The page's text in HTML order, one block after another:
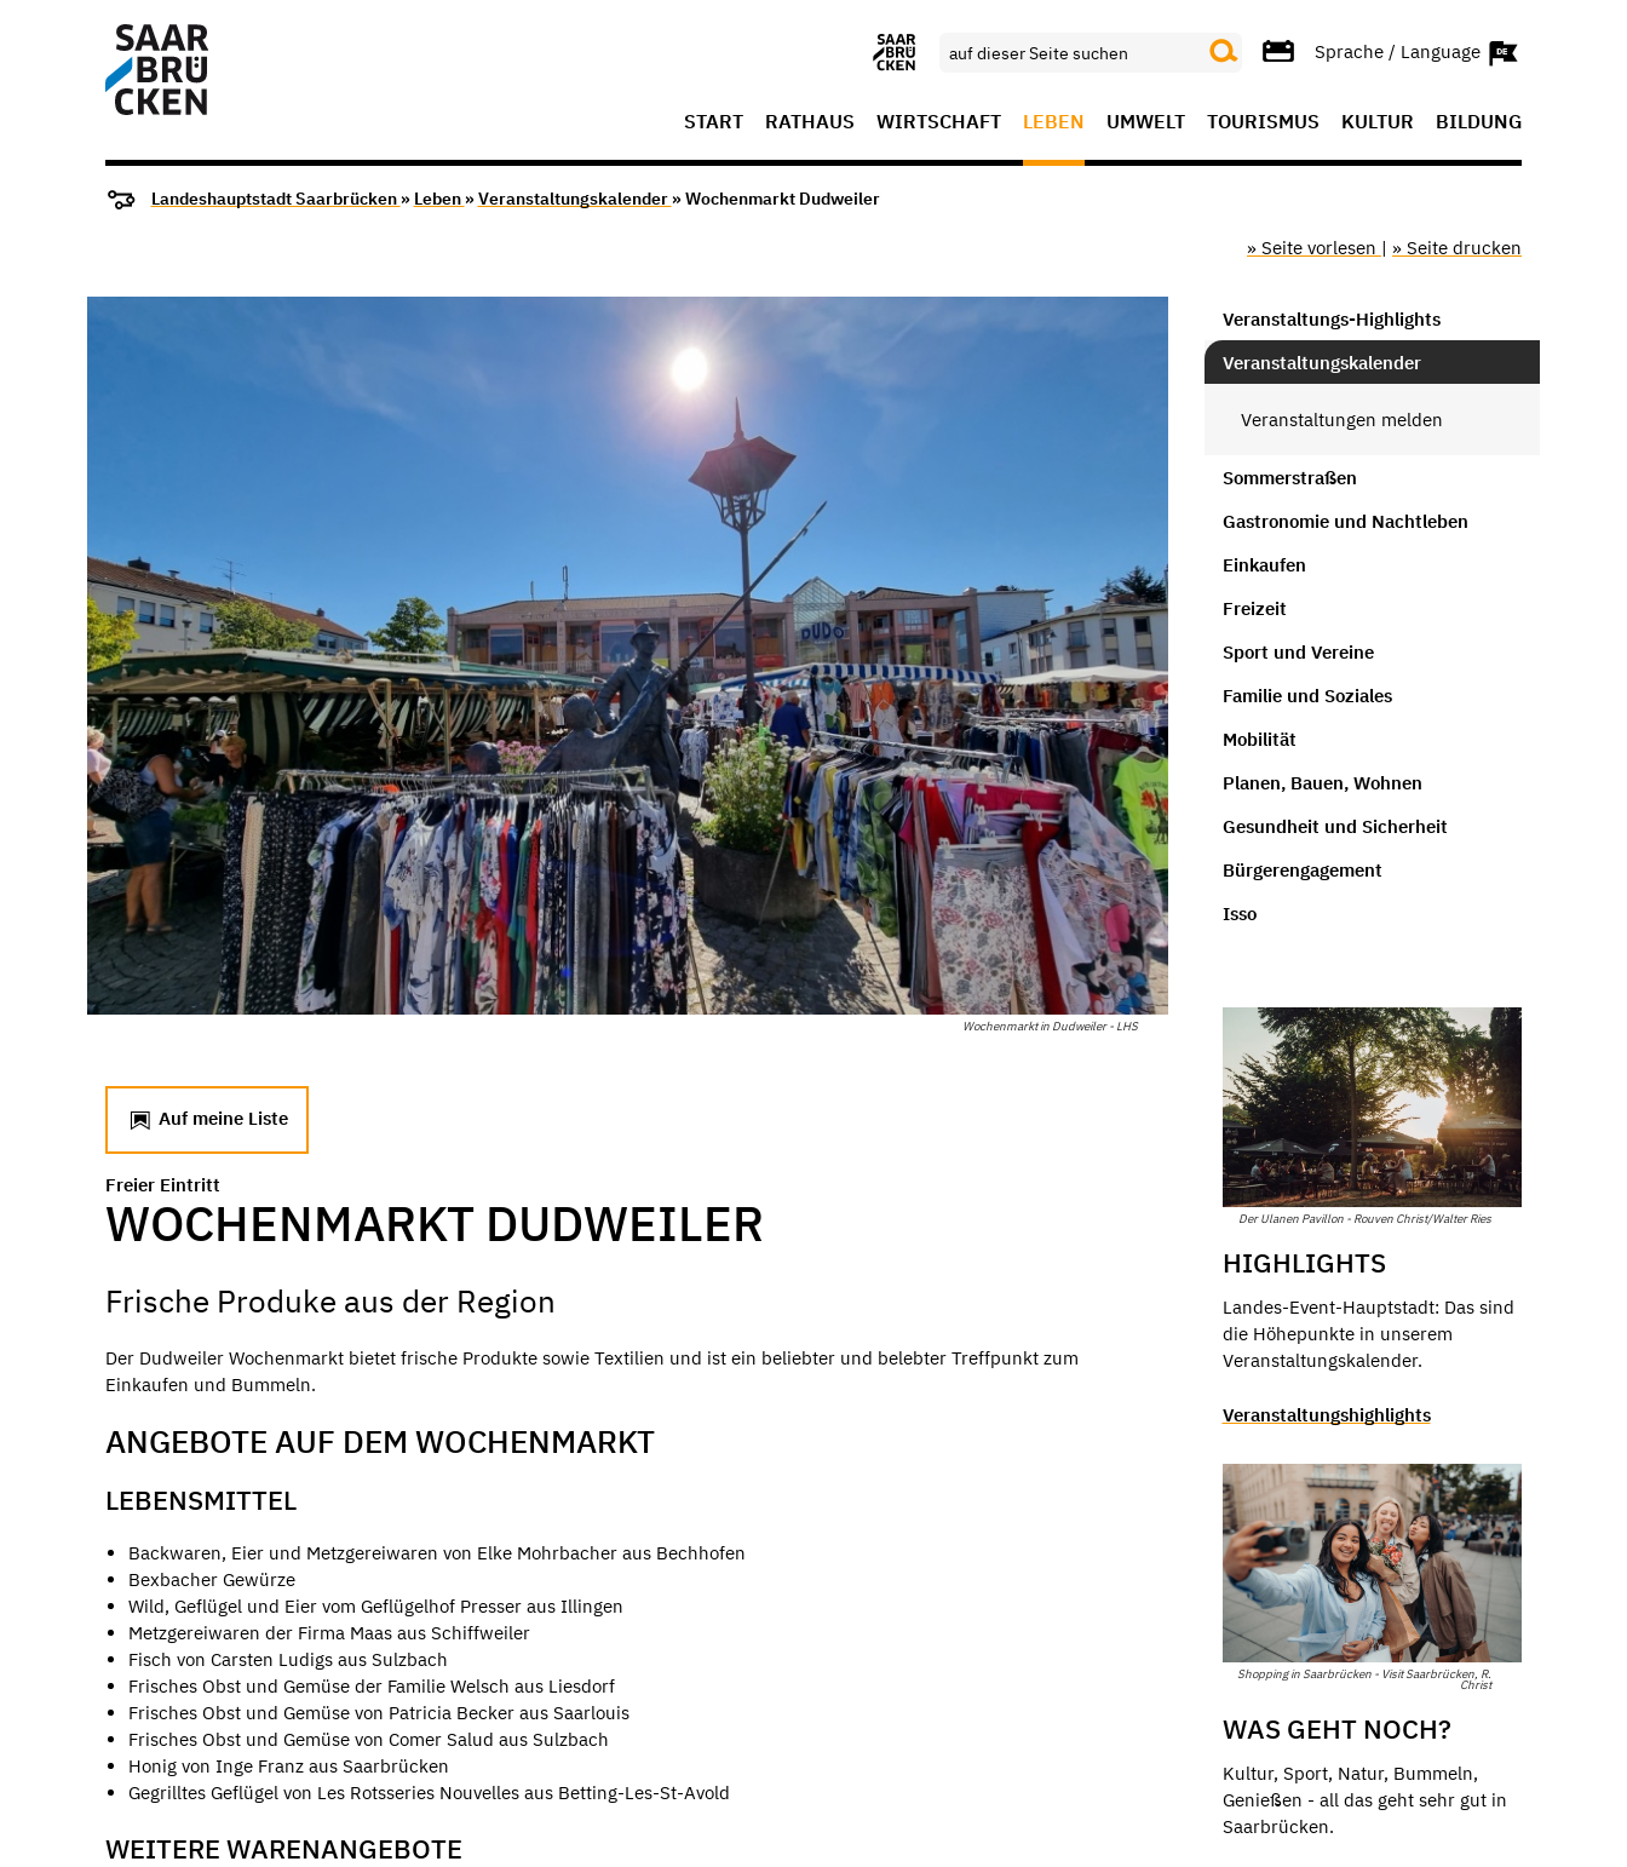
Sprache / Language
START RATHAUS WIRTSCHAFT LEBEN UMWELT TOURISMUS KULTUR BILDUNG
Landeshauptstadt Saarbrücken » Leben »Veranstaltungskalender » Wochenmarkt Dudweiler
» Seite vorlesen | » Seite drucken
Wochenmarkt in Dudweiler - LHS
Auf meine Liste
Freier Eintritt
WOCHENMARKT DUDWEILER
Frische Produke aus der Region
Der Dudweiler Wochenmarkt bietet frische Produkte sowie Textilien und ist ein beliebter und belebter Treffpunkt zum
Einkaufen und Bummeln.
ANGEBOTE AUF DEM WOCHENMARKT
LEBENSMITTEL
Backwaren, Eier und Metzgereiwaren von Elke Mohrbacher aus Bechhofen
Bexbacher Gewürze
Wild, Geflügel und Eier vom Geflügelhof Presser aus Illingen
Metzgereiwaren der Firma Maas aus Schiffweiler
Fisch von Carsten Ludigs aus Sulzbach
Frisches Obst und Gemüse der Familie Welsch aus Liesdorf
Frisches Obst und Gemüse von Patricia Becker aus Saarlouis
Frisches Obst und Gemüse von Comer Salud aus Sulzbach
Honig von Inge Franz aus Saarbrücken
Gegrilltes Geflügel von Les Rotsseries Nouvelles aus Betting-Les-St-Avold
WEITERE WARENANGEBOTE
Veranstaltungs-Highlights
Veranstaltungskalender
Veranstaltungen melden
Sommerstraßen
Gastronomie und Nachtleben
Einkaufen
Freizeit
Sport und Vereine
Familie und Soziales
Mobilität
Planen, Bauen, Wohnen
Gesundheit und Sicherheit
Bürgerengagement
Isso
Der Ulanen Pavillon - Rouven Christ/Walter Ries
HIGHLIGHTS
Landes-Event-Hauptstadt: Das sind
die Höhepunkte in unserem
Veranstaltungskalender.
Veranstaltungshighlights
Shopping in Saarbrücken - Visit Saarbrücken, R.
Christ
WAS GEHT NOCH?
Kultur, Sport, Natur, Bummeln,
Genießen - all das geht sehr gut in
Saarbrücken.